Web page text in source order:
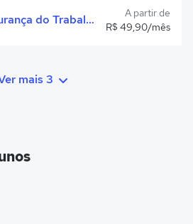
Engenharia de Segurança do Trabalho
A partir de
R$ 49,90/mês
mais 3